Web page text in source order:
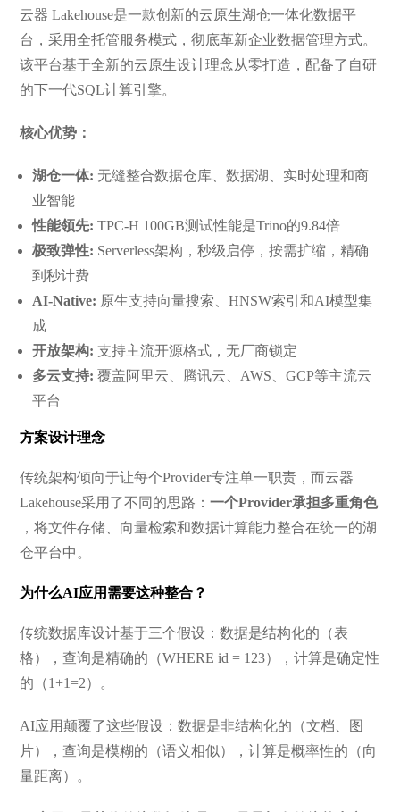
云器 Lakehouse是一款创新的云原生湖仓一体化数据平
台，采用全托管服务模式，彻底革新企业数据管理方式。
该平台基于全新的云原生设计理念从零打造，配备了自研
的下一代SQL计算引擎。
核心优势：
湖仓一体: 无缝整合数据仓库、数据湖、实时处理和商
业智能
性能领先: TPC-H 100GB测试性能是Trino的9.84倍
极致弹性: Serverless架构，秒级启停，按需扩缩，精确
到秒计费
AI-Native: 原生支持向量搜索、HNSW索引和AI模型集
成
开放架构: 支持主流开源格式，无厂商锁定
多云支持: 覆盖阿里云、腾讯云、AWS、GCP等主流云
平台
方案设计理念
传统架构倾向于让每个Provider专注单一职责，而云器
Lakehouse采用了不同的思路：一个Provider承担多重角色
，将文件存储、向量检索和数据计算能力整合在统一的湖
仓平台中。
为什么AI应用需要这种整合？
传统数据库设计基于三个假设：数据是结构化的（表
格），查询是精确的（WHERE id = 123），计算是确定性
的（1+1=2）。
AI应用颠覆了这些假设：数据是非结构化的（文档、图
片），查询是模糊的（语义相似），计算是概率性的（向
量距离）。